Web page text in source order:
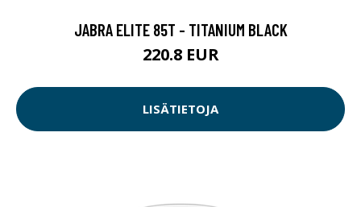
JABRA ELITE 85T - TITANIUM BLACK
220.8 EUR
LISÄTIETOJA